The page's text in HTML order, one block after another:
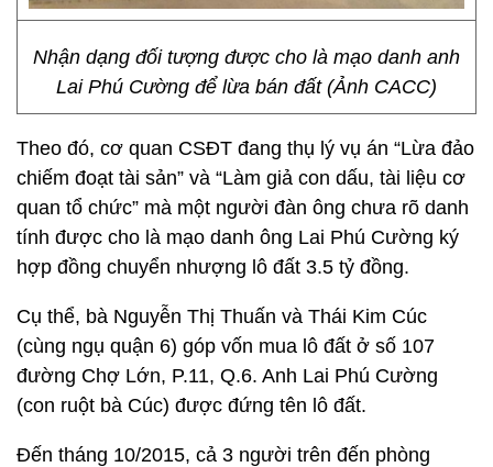
Nhận dạng đối tượng được cho là mạo danh anh
Lai Phú Cường để lừa bán đất (Ảnh CACC)
Theo đó, cơ quan CSĐT đang thụ lý vụ án “Lừa đảo
chiếm đoạt tài sản” và “Làm giả con dấu, tài liệu cơ
quan tổ chức” mà một người đàn ông chưa rõ danh
tính được cho là mạo danh ông Lai Phú Cường ký
hợp đồng chuyển nhượng lô đất 3.5 tỷ đồng.
Cụ thể, bà Nguyễn Thị Thuấn và Thái Kim Cúc
(cùng ngụ quận 6) góp vốn mua lô đất ở số 107
đường Chợ Lớn, P.11, Q.6. Anh Lai Phú Cường
(con ruột bà Cúc) được đứng tên lô đất.
Đến tháng 10/2015, cả 3 người trên đến phòng